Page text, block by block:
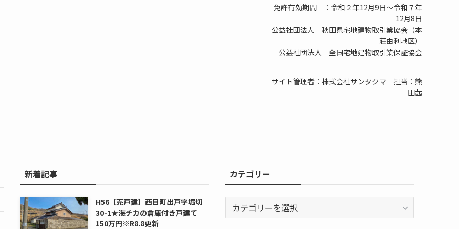
免許有効期間 ：令和２年12月9日～令和７年
12月8日
公益社団法人 秋田県宅地建物取引業協会（本
荘由利地区）
公益社団法人 全国宅地建物取引業保証協会
サイト管理者：株式会社サンタクマ 担当：熊
田茜
新着記事
H56【売戸建】西目町出戸字堀切
30-1★海チカの倉庫付き戸建て
150万円※R8.8更新
カテゴリー
テ